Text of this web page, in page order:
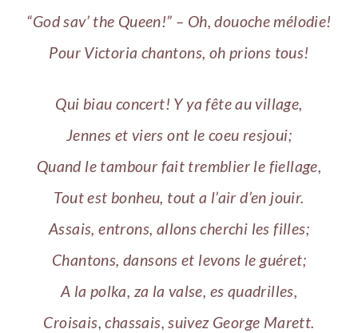
“God sav’ the Queen!” – Oh, douoche mélodie!
Pour Victoria chantons, oh prions tous!
Qui biau concert! Y ya fête au village,
Jennes et viers ont le coeu resjoui;
Quand le tambour fait tremblier le fiellage,
Tout est bonheu, tout a l’air d’en jouir.
Assais, entrons, allons cherchi les filles;
Chantons, dansons et levons le guéret;
A la polka, za la valse, es quadrilles,
Croisais, chassais, suivez George Marett.